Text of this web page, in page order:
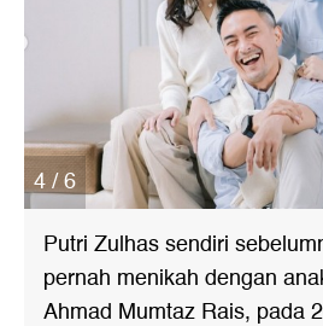
4 / 6
Putri Zulhas sendiri
pernah menikah dengan
Ahmad Mumtaz Rais, pada